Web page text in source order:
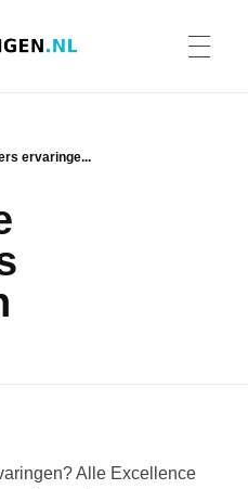
ervaringe...
Alle Excellence